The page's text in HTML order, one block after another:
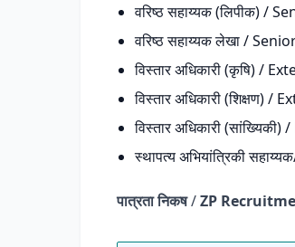
वरिष्ठ सहाय्यक (लिपीक) /
वरिष्ठ सहाय्यक लेखा /
विस्तार अधिकारी (कृषि) /
विस्तार अधिकारी (शिक्षण)
विस्तार अधिकारी
स्थापत्य अभियांत्रिकी
पात्रता निकष/ZP